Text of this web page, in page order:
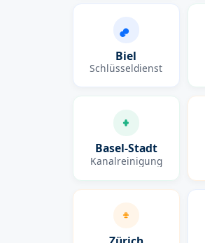
Biel
Schlüsseldienst
Basel-Stadt
Kanalreinigung